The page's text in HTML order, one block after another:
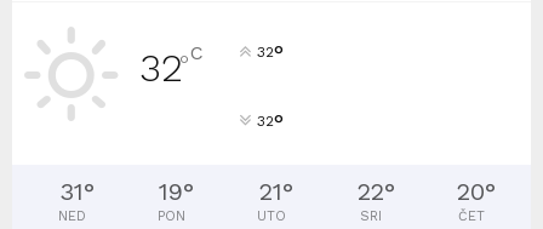
32°C 32°
32°
31°
NED
19°
PON
21°
UTO
22°
SRI
20°
ČET